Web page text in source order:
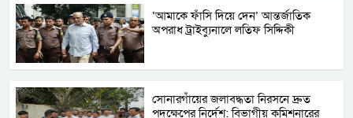
‘আমাকে ফাঁসি দিয়ে দেন’ আন্তর্জাতিক
অপরাধ ট্রাইব্যুনালে লতিফ সিদ্দিকী
সোনারগাঁয়ের জলাবদ্ধতা নিরসনে দ্রুত
পদক্ষেপের নির্দেশ: বিভাগীয় কমিশনারের